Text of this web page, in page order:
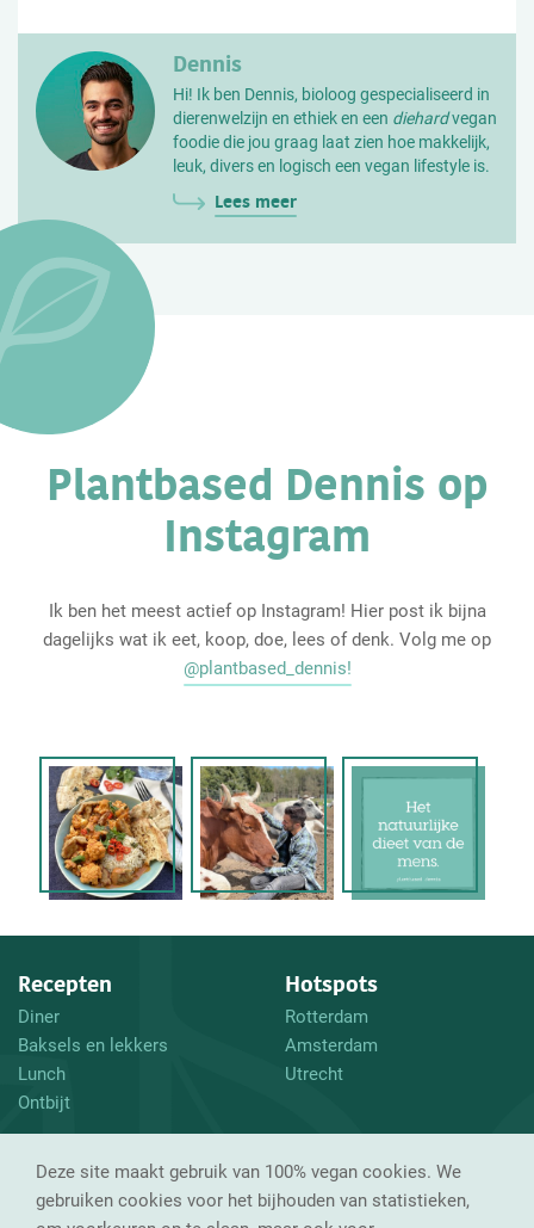
Deze site maakt gebruik van 100% vegan cookies. We
gebruiken cookies voor het bijhouden van statistieken,
Dennis
Hi! Ik ben Dennis, bioloog gespecialiseerd in
dierenwelzijn en ethiek en een diehardvegan
foodie die jou graag laat zien hoe makkelijk,
leuk, divers en logisch een vegan lifestyle is.
Lees meer
Plantbased Dennis op
Instagram
Ik ben het meest actief op Instagram! Hier post ik bijna
dagelijks wat ik eet, koop, doe, lees of denk. Volg me op
@plantbased_dennis!
Recepten
Diner
Baksels en lekkers
Lunch
Ontbijt
Hotspots
Rotterdam
Amsterdam
Utrecht
En verder
Waarom vegan?
Tips
Volg mij
Instagram
Facebook